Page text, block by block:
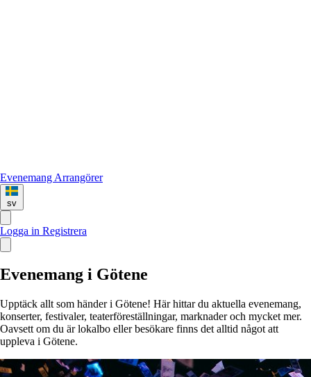
Evenemang Arrangörer
sv
Logga in Registrera
Evenemang i Götene
Upptäck allt som händer i Götene! Här hittar du aktuella evenemang,
konserter, festivaler, teaterföreställningar, marknader och mycket mer.
Oavsett om du är lokalbo eller besökare finns det alltid något att
uppleva i Götene.